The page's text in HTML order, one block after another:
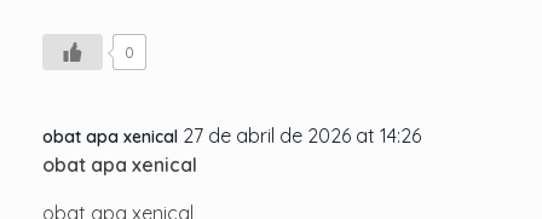
0
obat apa xenical 27 de abril de 2026 at 14:26
obat apa xenical
obat apa xenical